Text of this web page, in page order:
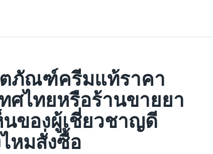
ตภัณฑ์ครีมแท้ราคา
ศไทยหรือร้านขายยา
นของผู้เชี่ยวชาญดี
หมสั่งซื้อ